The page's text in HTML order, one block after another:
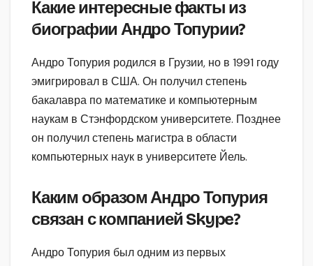
Какие интересные факты из
биографии Андро Топурии?
Андро Топурия родился в Грузии, но в 1991 году
эмигрировал в США. Он получил степень
бакалавра по математике и компьютерным
наукам в Стэнфордском университете. Позднее
он получил степень магистра в области
компьютерных наук в университете Йель.
Каким образом Андро Топурия
связан с компанией Skype?
Андро Топурия был одним из первых